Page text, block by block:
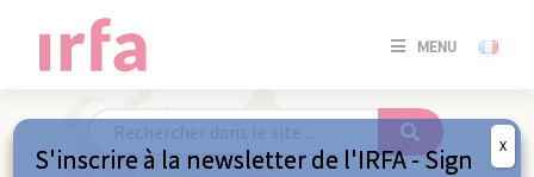
MENU
SE
S'inscrire à la newsletter de l'IRFA - Sign
X